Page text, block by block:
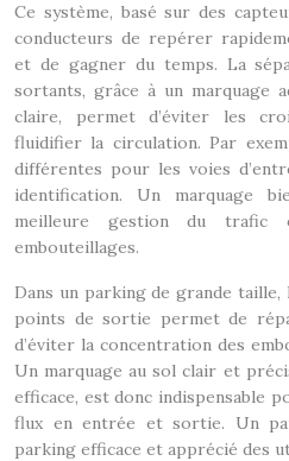
Ce système, basé sur des
conducteurs de repérer
et de gagner du temps. La
sortants, grâce à un marquage
claire, permet d’éviter les
fluidifier la circulation. Par
différentes pour les voies
identification. Un marquage
meilleure gestion du
embouteillages.
Dans un parking de grande taille,
points de sortie permet de
d’éviter la concentration des
Un marquage au sol clair et
efficace, est donc indispensable
flux en entrée et sortie. Un
parking efficace et apprécié des